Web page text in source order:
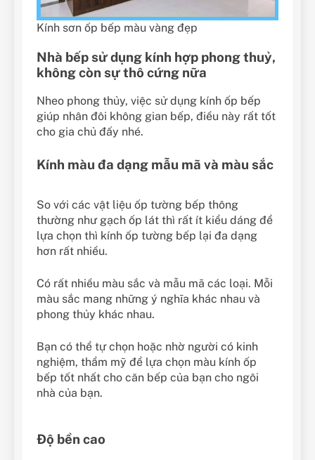
Kính sơn ốp bếp màu vàng đẹp
Nhà bếp sử dụng kính hợp phong thuỷ,
không còn sự thô cứng nữa
Nheo phong thủy, việc sử dụng kính ốp bếp
giúp nhân đôi không gian bếp, điều này rất tốt
cho gia chủ đấy nhé.
Kính màu đa dạng mẫu mã và màu sắc
So với các vật liệu ốp tường bếp thông
thường như gạch ốp lát thì rất ít kiểu dáng để
lựa chọn thì kính ốp tường bếp lại đa dạng
hơn rất nhiều.
Có rất nhiều màu sắc và mẫu mã các loại. Mỗi
màu sắc mang những ý nghĩa khác nhau và
phong thủy khác nhau.
Bạn có thể tự chọn hoặc nhờ người có kinh
nghiệm, thẩm mỹ để lựa chọn màu kính ốp
bếp tốt nhất cho căn bếp của bạn cho ngôi
nhà của bạn.
Độ bền cao